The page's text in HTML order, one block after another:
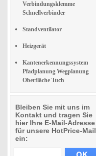
Verbindungsklemme
Schnellverbinder
Standventilator
Heizgerät
Kantenerkennungssystem
Pfadplanung Wegplanung
Oberfläche Tuch
Bleiben Sie mit uns im
Kontakt und tragen Sie
hier Ihre E-Mail-Adresse
für unsere HotPrice-Mail
ein: